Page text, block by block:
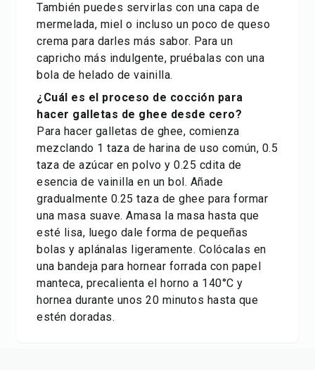
También puedes servirlas con una capa de
mermelada, miel o incluso un poco de queso
crema para darles más sabor. Para un
capricho más indulgente, pruébalas con una
bola de helado de vainilla.
¿Cuál es el proceso de cocción para
hacer galletas de ghee desde cero?
Para hacer galletas de ghee, comienza
mezclando 1 taza de harina de uso común, 0.5
taza de azúcar en polvo y 0.25 cdita de
esencia de vainilla en un bol. Añade
gradualmente 0.25 taza de ghee para formar
una masa suave. Amasa la masa hasta que
esté lisa, luego dale forma de pequeñas
bolas y aplánalas ligeramente. Colócalas en
una bandeja para hornear forrada con papel
manteca, precalienta el horno a 140°C y
hornea durante unos 20 minutos hasta que
estén doradas.